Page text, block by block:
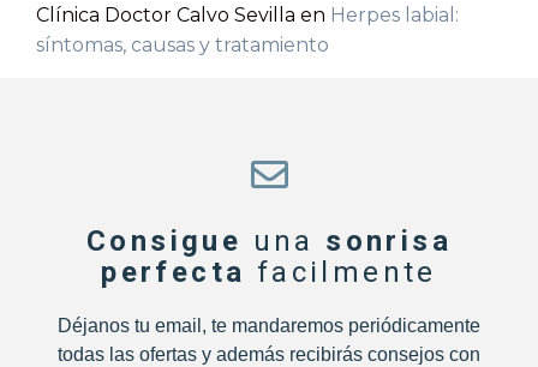
Clínica Doctor Calvo Sevilla en Herpes labial:
síntomas, causas y tratamiento
Consigue una sonrisa
perfecta facilmente
Déjanos tu email, te mandaremos periódicamente
todas las ofertas y además recibirás consejos con